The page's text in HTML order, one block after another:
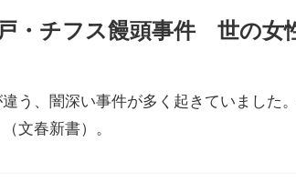
・チフス饅頭事件 世の女
う、闇深い事件が多く起きていました
文春新書）。